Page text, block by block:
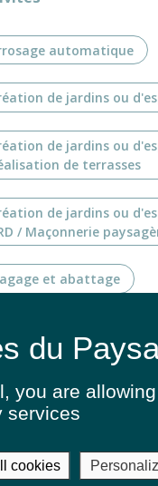
automatique
de jardins ou
de jardins ou
de terrasses
de jardins ou
/ Maçonnerie
et abattage
phyto
& autoroutes
you are
services
cookies